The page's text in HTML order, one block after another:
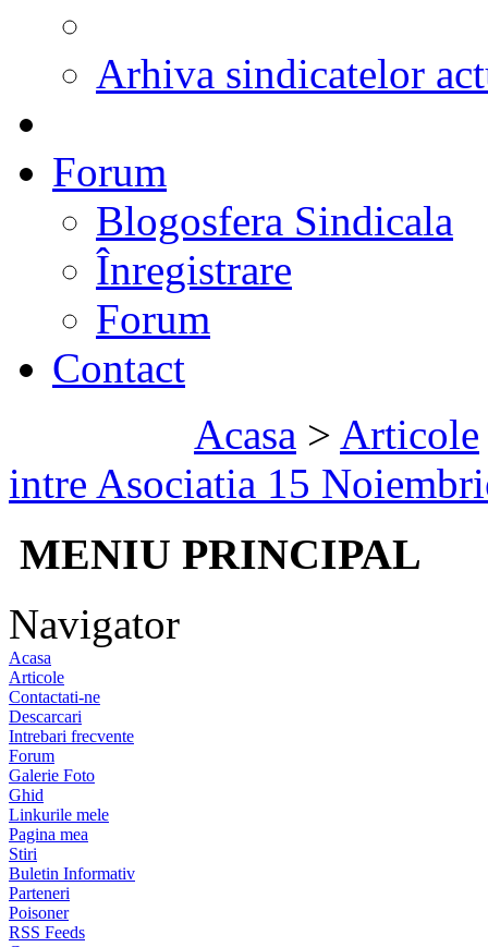
Arhiva sindicatelor
Forum
Blogosfera Sindicala
Înregistrare
Forum
Contact
Acasa > Articole
intre Asociatia 15
MENIU PRINCIPAL
Navigator
Acasa
Articole
Contactati-ne
Descarcari
Intrebari frecvente
Forum
Galerie Foto
Ghid
Linkurile mele
Pagina mea
Stiri
Buletin Informativ
Parteneri
Poisoner
RSS Feeds